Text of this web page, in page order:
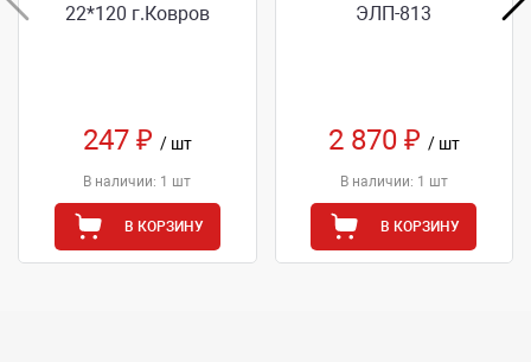
22*120 г.Ковров
247 ₽ / шт
В наличии: 1 шт
В КОРЗИНУ
ЭЛП-813
2 870 ₽ / шт
В наличии: 1 шт
В КОРЗИНУ